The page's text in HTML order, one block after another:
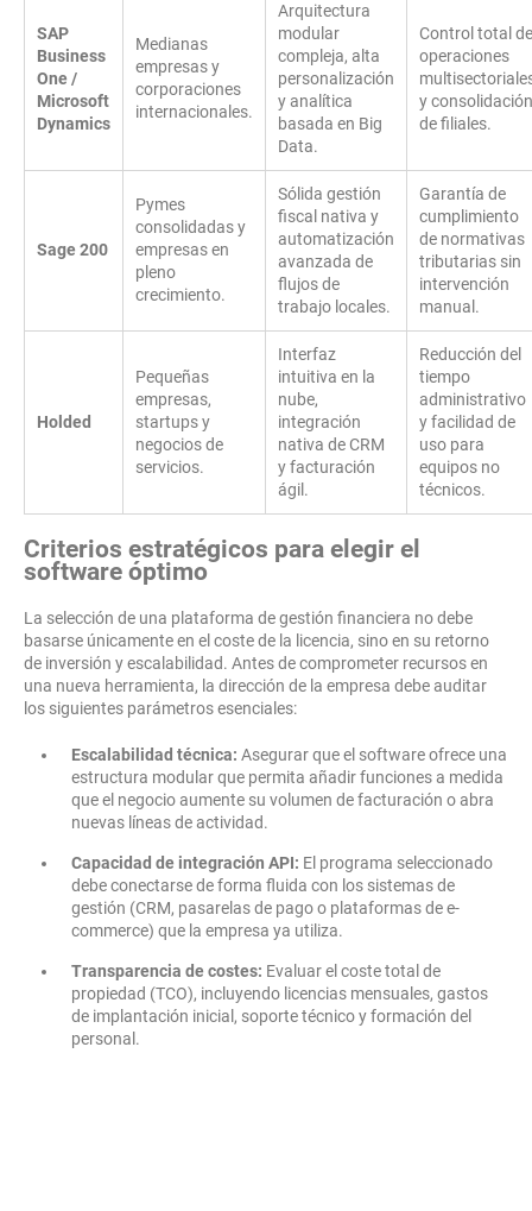
SAP
Business
One /
Microsoft
Dynamics
Medianas
empresas y
corporaciones
internacionales.
Arquitectura
modular
compleja, alta
personalización
y analítica
basada en Big
Data.
Control total de
operaciones
y consolidación
de filiales.
Sage 200
Pymes
consolidadas y
empresas en
pleno
crecimiento.
Sólida gestión
fiscal nativa y
automatización
avanzada de
flujos de
trabajo locales.
Garantía de
cumplimiento
de normativas
tributarias sin
intervención
manual.
Holded
Pequeñas
empresas,
startups y
negocios de
servicios.
Interfaz
intuitiva en la
nube,
integración
nativa de CRM
y facturación
ágil.
Reducción del
tiempo
administrativo
y facilidad de
uso para
equipos no
técnicos.
Criterios estratégicos para elegir el
software óptimo
La selección de una plataforma de gestión financiera no debe
basarse únicamente en el coste de la licencia, sino en su retorno
de inversión y escalabilidad. Antes de comprometer recursos en
una nueva herramienta, la dirección de la empresa debe auditar
los siguientes parámetros esenciales:
Escalabilidad técnica: Asegurar que el software ofrece una
estructura modular que permita añadir funciones a medida
que el negocio aumente su volumen de facturación o abra
nuevas líneas de actividad.
Capacidad de integración API: El programa seleccionado
debe conectarse de forma fluida con los sistemas de
gestión (CRM, pasarelas de pago o plataformas de e-
commerce) que la empresa ya utiliza.
Transparencia de costes: Evaluar el coste total de
propiedad (TCO), incluyendo licencias mensuales, gastos
de implantación inicial, soporte técnico y formación del
personal.